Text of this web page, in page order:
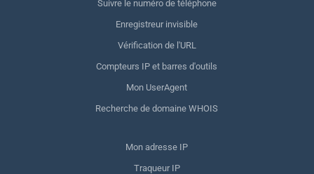
Suivre le numéro de téléphone
Enregistreur invisible
Vérification de l'URL
Compteurs IP et barres d'outils
Mon UserAgent
Recherche de domaine WHOIS
Mon adresse IP
Traqueur IP